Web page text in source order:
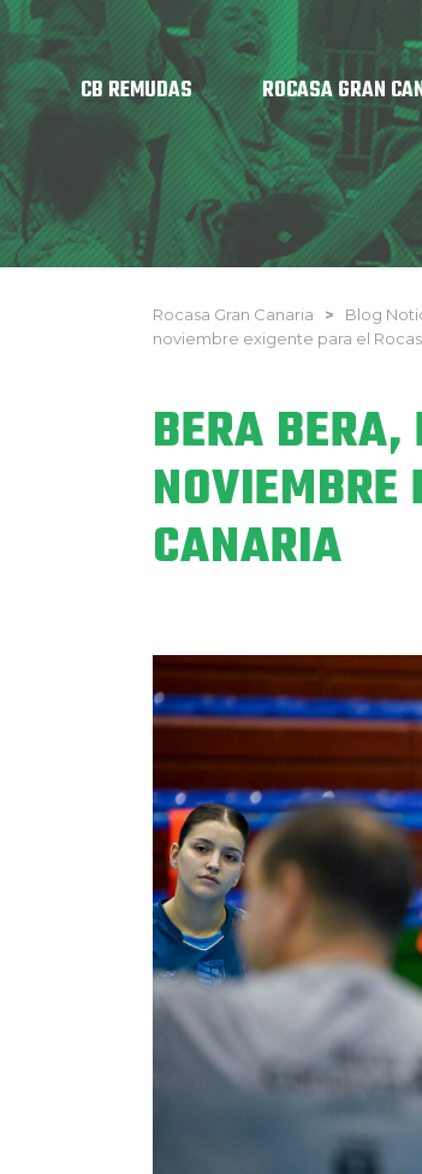
CB REMUDAS ROCASA GRAN
Rocasa Gran Canaria > Blog
noviembre exigente para el
BERA BERA,
NOVIEMBRE
CANARIA